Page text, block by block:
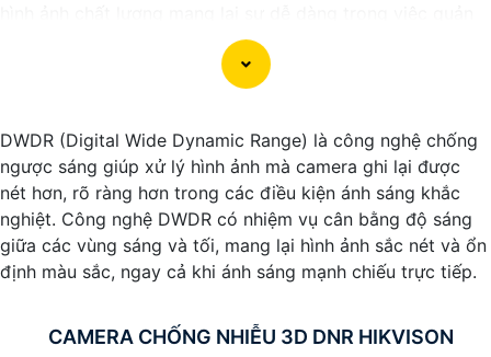
DWDR (Digital Wide Dynamic Range) là công nghệ chống
ngược sáng giúp xử lý hình ảnh mà camera ghi lại được
nét hơn, rõ ràng hơn trong các điều kiện ánh sáng khắc
nghiệt. Công nghệ DWDR có nhiệm vụ cân bằng độ sáng
giữa các vùng sáng và tối, mang lại hình ảnh sắc nét và ổn
định màu sắc, ngay cả khi ánh sáng mạnh chiếu trực tiếp.
CAMERA CHỐNG NHIỄU 3D DNR HIKVISON